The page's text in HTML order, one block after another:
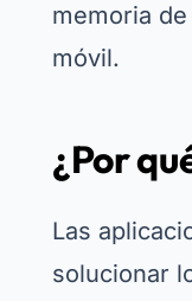
memoria
móvil.
¿Por
Las
solucionar